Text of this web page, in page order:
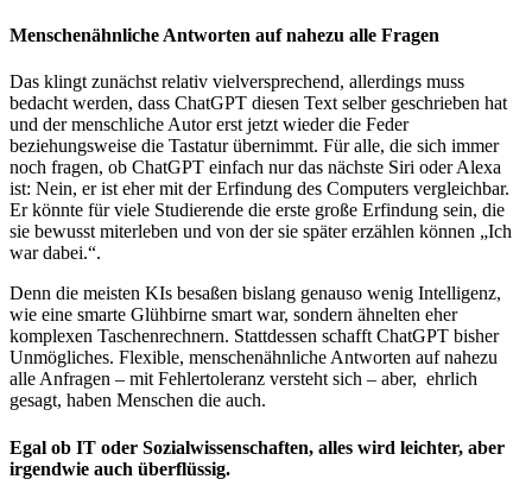
Menschenähnliche Antworten auf nahezu alle Fragen
Das klingt zunächst relativ vielversprechend, allerdings muss
bedacht werden, dass ChatGPT diesen Text selber geschrieben hat
und der menschliche Autor erst jetzt wieder die Feder
beziehungsweise die Tastatur übernimmt. Für alle, die sich immer
noch fragen, ob ChatGPT einfach nur das nächste Siri oder Alexa
ist: Nein, er ist eher mit der Erfindung des Computers vergleichbar.
Er könnte für viele Studierende die erste große Erfindung sein, die
sie bewusst miterleben und von der sie später erzählen können „Ich
war dabei.“.
Denn die meisten KIs besaßen bislang genauso wenig Intelligenz,
wie eine smarte Glühbirne smart war, sondern ähnelten eher
komplexen Taschenrechnern. Stattdessen schafft ChatGPT bisher
Unmögliches. Flexible, menschenähnliche Antworten auf nahezu
alle Anfragen – mit Fehlertoleranz versteht sich – aber, ehrlich
gesagt, haben Menschen die auch.
Egal ob IT oder Sozialwissenschaften, alles wird leichter, aber
irgendwie auch überflüssig.